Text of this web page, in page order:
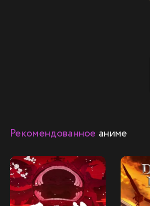
Рекомендованное аниме